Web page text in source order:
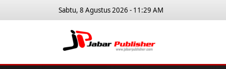
Sabtu, 8 Agustus 2026 - 11:29 AM